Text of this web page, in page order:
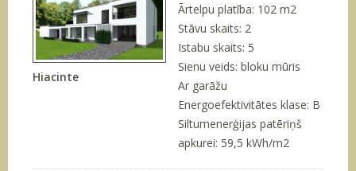
Hiacinte
Ārtelpu platība: 102 m2
Stāvu skaits: 2
Istabu skaits: 5
Sienu veids: bloku mūris
Ar garāžu
Energoefektivitātes klase: B
Siltumenerģijas patēriņš
apkurei: 59,5 kWh/m2